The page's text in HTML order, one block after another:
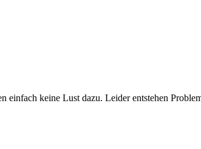
einfach keine Lust dazu. Leider entstehen